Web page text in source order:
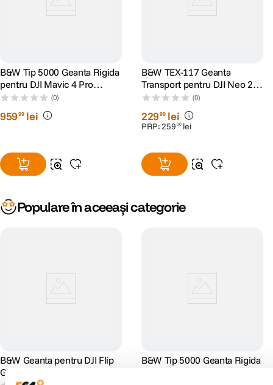
B&W Tip 5000 Geanta Rigida
pentru DJI Mavic 4 Pro
Negru
(0)
95999 lei
B&W TEX-117 Geanta
Transport pentru DJI Neo 2
Fly More Combo Gri
(0)
22999 lei
PRP:259 00 lei
Populare în aceeași categorie
B&W Geanta pentru DJI Flip
Gri
B&W Tip 5000 Geanta Rigida